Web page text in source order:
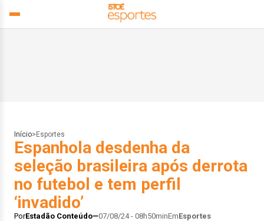
Início> Esportes
Espanhola desdenha da
seleção brasileira após derrota
no futebol e tem perfil
‘invadido’
PorEstadão Conteúdo 07/08/24 - 08h50minEmEsportes